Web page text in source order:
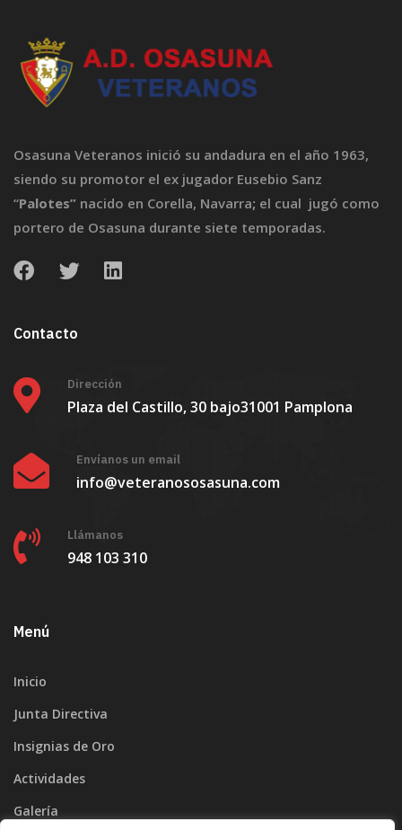
Osasuna Veteranos inició su andadura en el año 1963,
siendo su promotor el ex jugador Eusebio Sanz
“Palotes” nacido en Corella, Navarra; el cual jugó como
portero de Osasuna durante siete temporadas.
Contacto
Dirección
Plaza del Castillo, 30 bajo31001 Pamplona
Envíanos un email
info@veteranososasuna.com
Llámanos
948 103 310
Menú
Inicio
Junta Directiva
Insignias de Oro
Actividades
Galería